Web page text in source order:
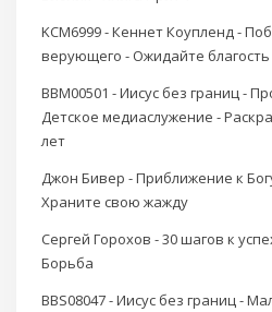
KCM6999 - Кеннет Коупленд -
верующего - Ожидайте
BBM00501 - Иисус без границ -
Детское медиаслужение -
лет
Джон Бивер - Приближение к
Храните свою жажду
Сергей Горохов - 30 шагов к
Борьба
BBS08047 - Иисус без границ -